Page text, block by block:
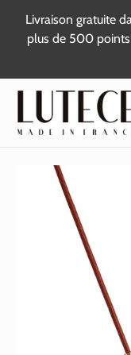
contenu
Livraison gratuite
plus de 500 points